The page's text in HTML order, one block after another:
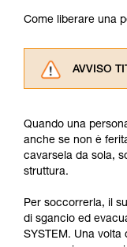
Come liberare una
AVVISO
capire
Verificate
capacità
sicurezza,
Quando una
anche se non è
cavarsela da sola,
struttura.
Per soccorrerla, il
di sgancio ed
SYSTEM. Una volta